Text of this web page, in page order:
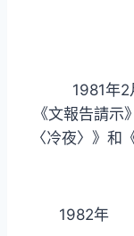
1981年
《文報告請
〈冷夜〉》和
1982年